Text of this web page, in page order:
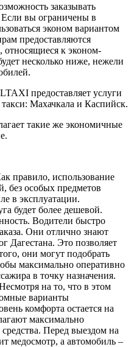
заказывать
вы ограничены в
эконом вариантом
предоставляются
относящиеся к эконом-
несколько ниже, нежели
предоставляет услуги
Махачкала и Каспийск.
такие же экономичные
правило, использование
без особых предметов
в эксплуатации.
будет более дешевой.
Водители быстро
Они отлично знают
Дагестана. Это позволяет
они могут подобрать
максимально оперативно
в точку назначения.
на то, что в этом
варианты
комфорта остается на
максимально
Перед выездом на
медосмотр, а автомобиль –